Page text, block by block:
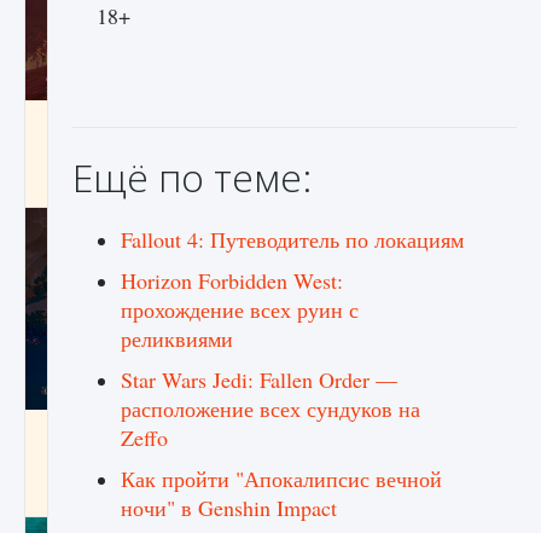
9 августа 2024 1 218
Как разблокировать заклинание Крист в
Creatures of Ava
9 августа 2024 1 393 0 0
18+
Ещё по теме:
Fallout 4: Путеводитель по локациям
Horizon Forbidden West:
прохождение всех руин с
реликвиями
Star Wars Jedi: Fallen Order —
расположение всех сундуков на
Zeffo
Как пройти "Апокалипсис вечной
ночи" в Genshin Impact